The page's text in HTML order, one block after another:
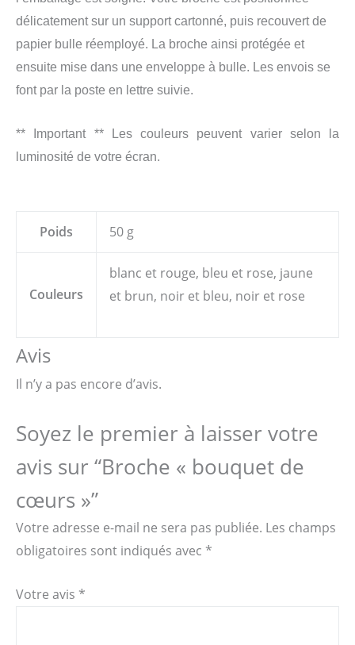
délicatement sur un support cartonné, puis recouvert de
papier bulle réemployé. La broche ainsi protégée et
ensuite mise dans une enveloppe à bulle. Les envois se
font par la poste en lettre suivie.
** Important ** Les couleurs peuvent varier selon la
luminosité de votre écran.
Poids 50 g
Couleurs
blanc et rouge, bleu et rose, jaune
et brun, noir et bleu, noir et rose
Avis
Il n’y a pas encore d’avis.
Soyez le premier à laisser votre
avis sur “Broche « bouquet de
cœurs »”
Votre adresse e-mail ne sera pas publiée. Les champs
obligatoires sont indiqués avec *
Votre avis *